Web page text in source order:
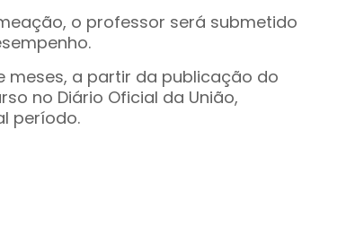
o professor será submetido
meses, a partir da publicação do
no Diário Oficial da União,
período.